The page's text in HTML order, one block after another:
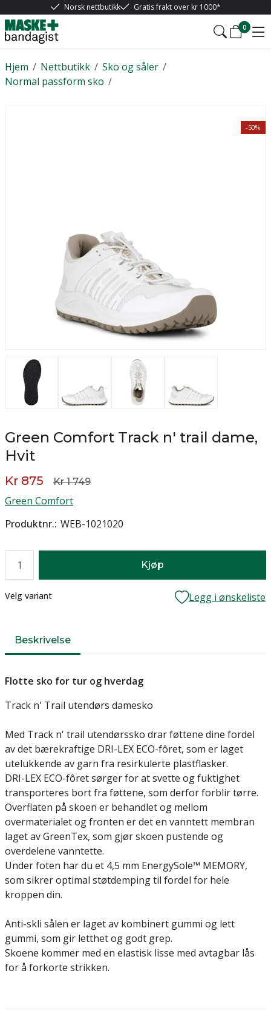
Norsk nettbutikk Gratis frakt over kr 1000*
0
/
Hjem /
Nettbutikk /
Sko og såler
/
Normal passform sko
-50%
Green Comfort Track n' trail dame,
Hvit
Kr 875 Kr 1 749
Green Comfort
Produktnr. WEB-1021020
Kjøp
Lager
Velg variant Legg i ønskeliste
Beskrivelse
Flotte sko for tur og hverdag
Track n' Trail utendørs damesko
Med Track n' trail utendørssko drar føttene dine fordel
av det bærekraftige DRI-LEX ECO-fôret, som er laget
utelukkende av garn fra resirkulerte plastflasker.
DRI-LEX ECO-fôret sørger for at svette og fuktighet
transporteres bort fra føttene, som derfor forblir tørre.
Overflaten på skoen er behandlet og mellom
overmaterialet og fronten er det en vanntett membran
laget av GreenTex, som gjør skoen pustende og
overdelene vanntette.
Under foten har du et 4,5 mm EnergySole™ MEMORY,
som sikrer optimal støtdemping til fordel for hele
kroppen din.
Anti-skli sålen er laget av kombinert gummi og lett
gummi, som gir letthet og godt grep.
Skoene kommer med en elastisk lisse med avtagbar lås
for å forkorte strikken.